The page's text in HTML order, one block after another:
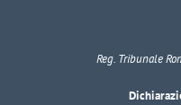
Reg. Tribunale